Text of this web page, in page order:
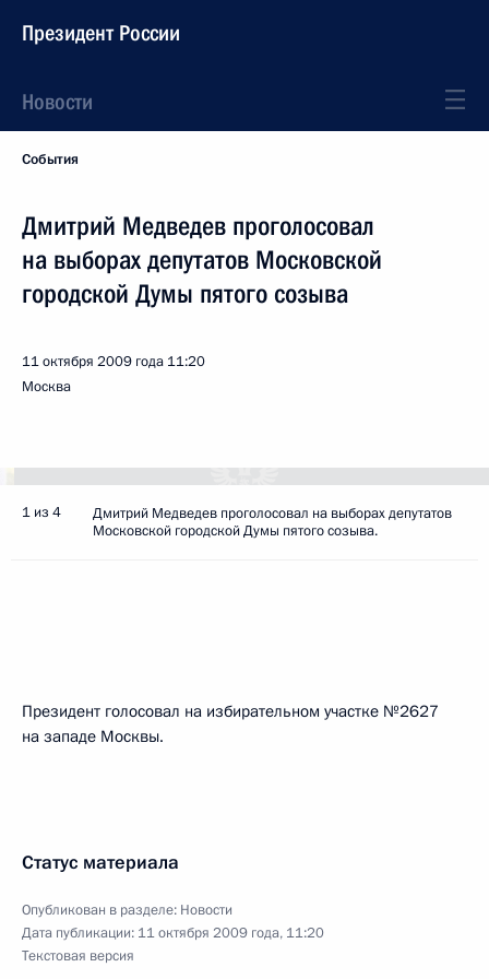
Президент России
Новости
События
Дмитрий Медведев проголосовал
на выборах депутатов Московской
городской Думы пятого созыва
11 октября 2009 года 11:20
Москва
1 из 4
Дмитрий Медведев проголосовал на выборах депутатов
Московской городской Думы пятого созыва.
Президент голосовал на избирательном участке №2627
на западе Москвы.
Статус материала
Опубликован в разделе: Новости
Дата публикации: 11 октября 2009 года, 11:20
Текстовая версия